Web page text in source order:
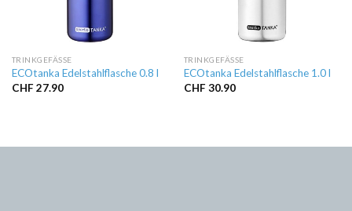
TRINKGEFÄSSE
ECOtanka Edelstahlflasche 0.8 l
CHF 27.90
TRINKGEFÄSSE
ECOtanka Edelstahlflasche 1.0 l
CHF 30.90